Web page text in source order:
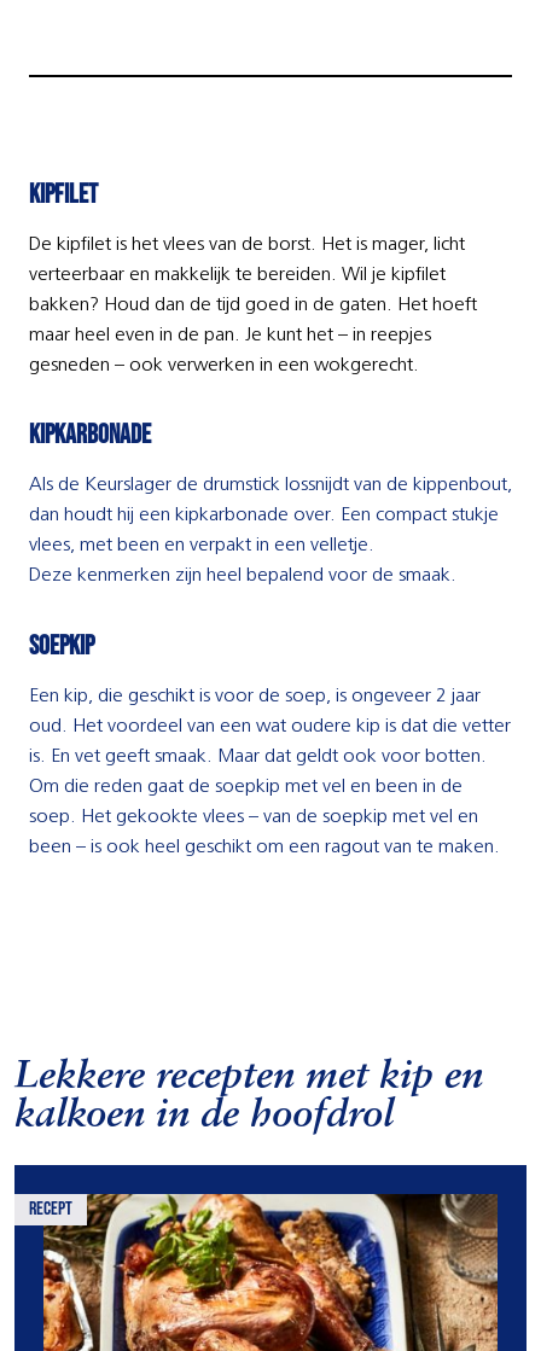
Kipfilet
De kipfilet is het vlees van de borst. Het is mager, licht
verteerbaar en makkelijk te bereiden. Wil je kipfilet
bakken? Houd dan de tijd goed in de gaten. Het hoeft
maar heel even in de pan. Je kunt het – in reepjes
gesneden – ook verwerken in een wokgerecht.
kipkarbonade
Als de Keurslager de drumstick lossnijdt van de kippenbout,
dan houdt hij een kipkarbonade over. Een compact stukje
vlees, met been en verpakt in een velletje.
Deze kenmerken zijn heel bepalend voor de smaak.
soepkip
Een kip, die geschikt is voor de soep, is ongeveer 2 jaar
oud. Het voordeel van een wat oudere kip is dat die vetter
is. En vet geeft smaak. Maar dat geldt ook voor botten.
Om die reden gaat de soepkip met vel en been in de
soep. Het gekookte vlees – van de soepkip met vel en
been – is ook heel geschikt om een ragout van te maken.
Lekkere recepten met kip en
kalkoen in de hoofdrol
recept